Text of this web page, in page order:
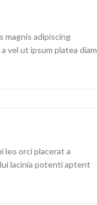
magnis adipiscing
vel ut ipsum platea diam
leo orci placerat a
lacinia potenti aptent